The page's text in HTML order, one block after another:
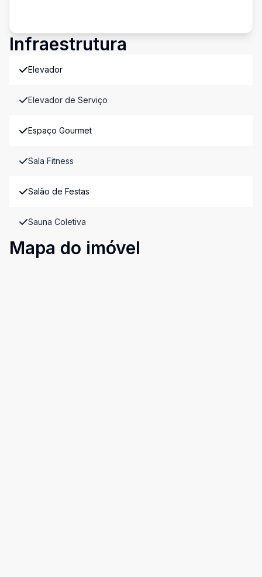
Infraestrutura
Elevador
Elevador de Serviço
Espaço Gourmet
Sala Fitness
Salão de Festas
Sauna Coletiva
Mapa do imóvel